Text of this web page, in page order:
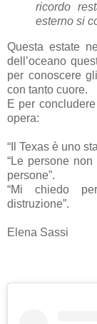
ricordo
esterno si
Questa estate
dell’oceano
per conoscere
con tanto cuore.
E per
opera:
“Il Texas è uno
“Le persone
persone”.
“Mi chiedo
distruzione”.
Elena Sassi